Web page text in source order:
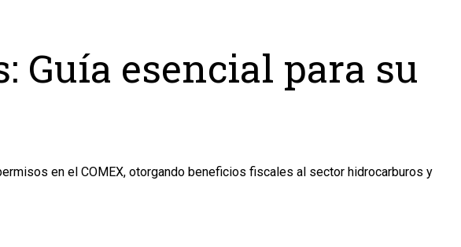
Guía esencial para su
en el COMEX, otorgando beneficios fiscales al sector hidrocarburos y